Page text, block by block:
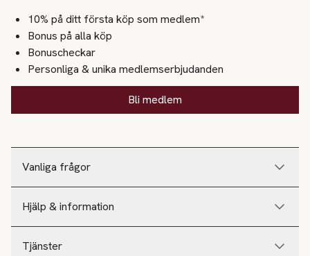
Vanliga frågor
Hjälp & information
Tjänster
10% på ditt första köp som medlem*
Bonus på alla köp
Bonuscheckar
Personliga & unika medlemserbjudanden
Bli medlem